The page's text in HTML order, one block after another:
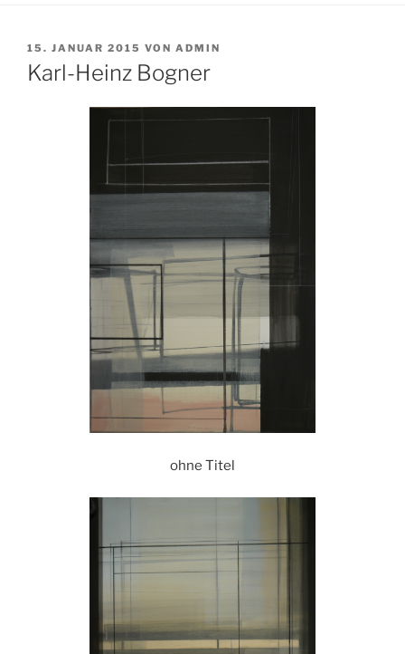
VERÖFFENTLICHT
AM
15. JANUAR 2015 VON ADMIN
Karl-Heinz Bogner
ohne Titel